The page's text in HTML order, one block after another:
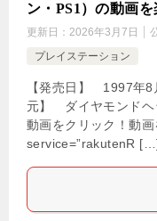
ン・PS1）の動画
更新日： 2026年3月7日
プレイステーション
【発売日】 1997年
元】 ダイヤモンド
動画をクリック！動
service=”rakutenR